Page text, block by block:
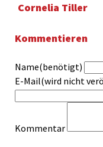
Cornelia Tiller
Kommentieren
Name(benötigt)
E-Mail(wird nicht
Kommentar